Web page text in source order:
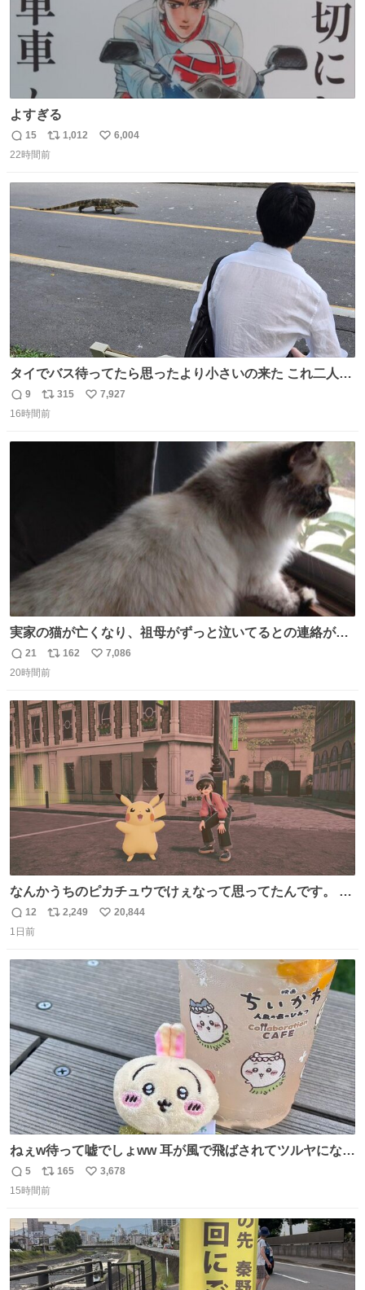
よすぎる
返
信
15
リ
ポ
数
1,012
い
6,004
22時間前
タイでバス待ってたら思ったより小さいの来た これ二人行
けるか？
返
信
9
リ
ポ
315
い
7,927
16時間前
実家の猫が亡くなり、祖母がずっと泣いてるとの連絡があ
りました… 西日本豪雨の時、家族が避難する中1匹で2階に
残り、怖い思いをして頑張った子だった😢私の家族を支え
返
信
21
リ
ポ
ト
数
162
い
数
7,086
20時間前
なんかうちのピカチュウでけぇなって思ってたんです。 そ
れでね、ライチュウにしたら普通のライチュウと変わらな
いサイズになるよなって思ったんですよ。これは名案だな
いでかいライチュウに。
返
信
12
リ
ト
数
2,249
い
数
20,844
1日前
ねぇw待って嘘でしょww 耳が風で飛ばされてツルヤになっ
ちゃった🤭🌬️
返
信
5
リ
ポ
ト
数
165
い
数
3,678
15時間前